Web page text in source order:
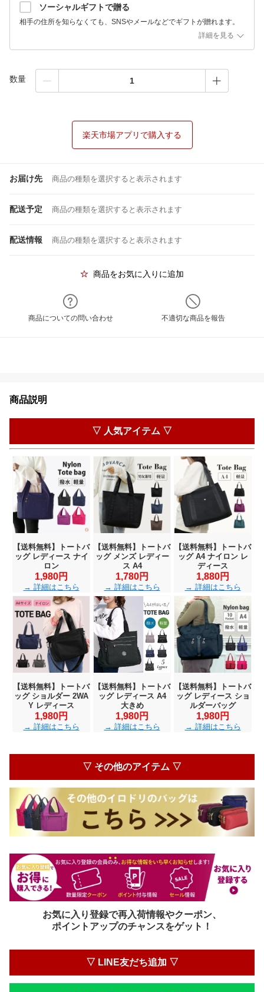
ソーシャルギフトで贈る
相手の住所を知らなくても、SNSやメールなどでギフトが贈れます。
詳細を見る
数量
楽天市場アプリで購入する
お届け先 商品の種類を選択すると表示されます
配送予定 商品の種類を選択すると表示されます
配送情報 商品の種類を選択すると表示されます
商品をお気に入りに追加
商品についての問い合わせ 不適切な商品を報告
商品説明
▽ 人気アイテム ▽
【送料無料】トートバ
ッグ レディース ナイ
ロン
1,980円
→ 詳細はこちら
【送料無料】トートバ
ッグ メンズ レディー
ス A4
1,780円
→ 詳細はこちら
【送料無料】トートバ
ッグ A4 ナイロン レ
ディース
1,880円
→ 詳細はこちら
【送料無料】トートバ
ッグ ショルダー 2WA
Y レディース
1,980円
→ 詳細はこちら
【送料無料】トートバ
ッグ レディース A4
大きめ
1,980円
→ 詳細はこちら
【送料無料】トートバ
ッグ レディース ショ
ルダーバッグ
1,980円
→ 詳細はこちら
▽ その他のアイテム ▽
お気に入り登録で再入荷情報やクーポン、
ポイントアップのチャンスをゲット！
▽ LINE友だち追加 ▽